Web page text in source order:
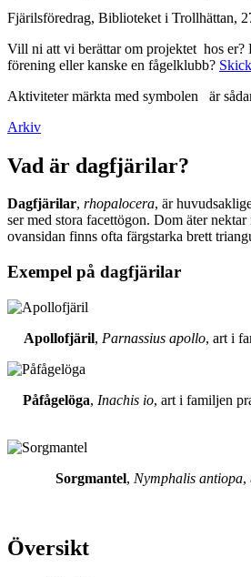
Fjärilsföredrag, Biblioteket i Trollhättan,
Vill ni att vi berättar om projektet hos er?
förening eller kanske en fågelklubb?
Aktiviteter märkta med symbolen
är
Arkiv
Vad är dagfjärilar?
Dagfjärilar, rhopalocera, är
ser med stora facettögon. Dom äter
ovansidan finns ofta färgstarka brett
Exempel på dagfjärilar
Apollofjäril, Parnassius apollo, art i
Påfågelöga, Inachis io, art i familjen
Sorgmantel, Nymphalis antiopa,
Översikt